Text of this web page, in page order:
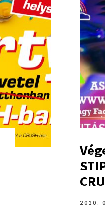
2020.